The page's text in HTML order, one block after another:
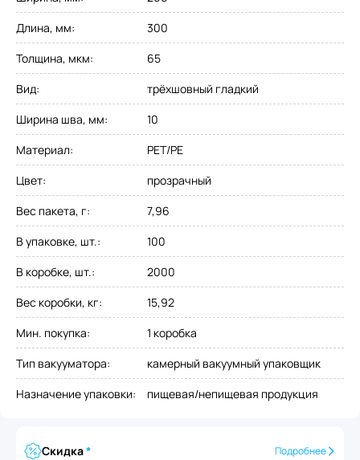
Длина, мм:
300
Толщина, мкм:
65
Вид:
трёхшовный гладкий
Ширина шва, мм:
10
Материал:
PET/PE
Цвет:
прозрачный
Вес пакета, г:
7,96
В упаковке, шт.:
100
В коробке, шт.:
2000
Вес коробки, кг:
15,92
Мин. покупка:
1 коробка
Тип вакууматора:
камерный вакуумный упаковщик
Назначение упаковки: пищевая/непищевая продукция
Скидка* Подробнее